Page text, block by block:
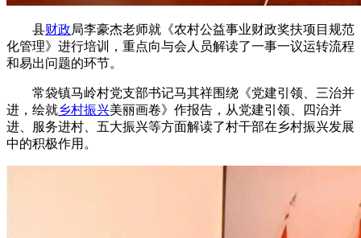
县财政局李豪杰老师就《农村公益事业财政奖扶项目规范
化管理》进行培训，重点向与会人员解读了一事一议运转流程
和易出问题的环节。
常袋镇马岭村党支部书记马其祥围绕《党建引领、三治并
进，绘就乡村振兴美丽画卷》作报告，从党建引领、四治并
进、服务进村、五大振兴等方面解读了村干部在乡村振兴发展
中的积极作用。